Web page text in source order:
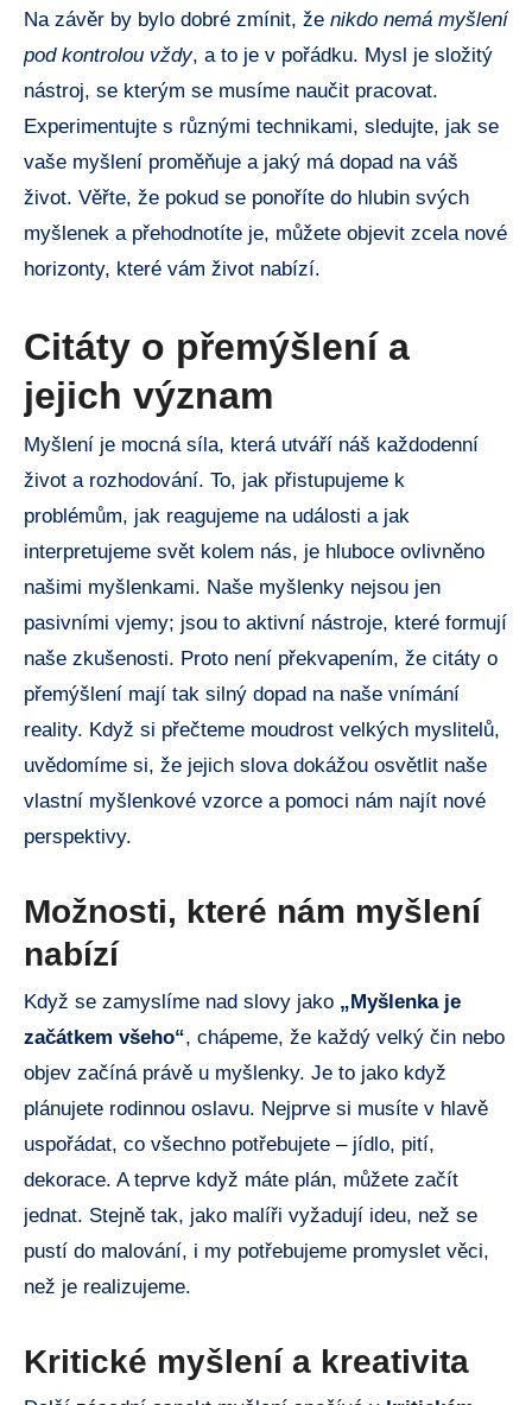
Na závěr by bylo dobré zmínit, že nikdo nemá myšlení
pod kontrolou vždy, a to je v pořádku. Mysl je složitý
nástroj, se kterým se musíme naučit pracovat.
Experimentujte s různými technikami, sledujte, jak se
vaše myšlení proměňuje a jaký má dopad na váš
život. Věřte, že pokud se ponoříte do hlubin svých
myšlenek a přehodnotíte je, můžete objevit zcela nové
horizonty, které vám život nabízí.
Citáty o přemýšlení a
jejich význam
Myšlení je mocná síla, která utváří náš každodenní
život a rozhodování. To, jak přistupujeme k
problémům, jak reagujeme na události a jak
interpretujeme svět kolem nás, je hluboce ovlivněno
našimi myšlenkami. Naše myšlenky nejsou jen
pasivními vjemy; jsou to aktivní nástroje, které formují
naše zkušenosti. Proto není překvapením, že citáty o
přemýšlení mají tak silný dopad na naše vnímání
reality. Když si přečteme moudrost velkých myslitelů,
uvědomíme si, že jejich slova dokážou osvětlit naše
vlastní myšlenkové vzorce a pomoci nám najít nové
perspektivy.
Možnosti, které nám myšlení
nabízí
Když se zamyslíme nad slovy jako „Myšlenka je
začátkem všeho“, chápeme, že každý velký čin nebo
objev začíná právě u myšlenky. Je to jako když
plánujete rodinnou oslavu. Nejprve si musíte v hlavě
uspořádat, co všechno potřebujete – jídlo, pití,
dekorace. A teprve když máte plán, můžete začít
jednat. Stejně tak, jako malíři vyžadují ideu, než se
pustí do malování, i my potřebujeme promyslet věci,
než je realizujeme.
Kritické myšlení a kreativita